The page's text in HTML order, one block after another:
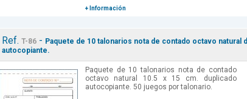
+ Información
Ref. T-86 - Paquete de 10 talonarios nota de contado octavo natural
autocopiante.
Paquete de 10 talonarios nota de contado
octavo natural 10.5 x 15 cm. duplicado
autocopiante. 50 juegos por talonario.